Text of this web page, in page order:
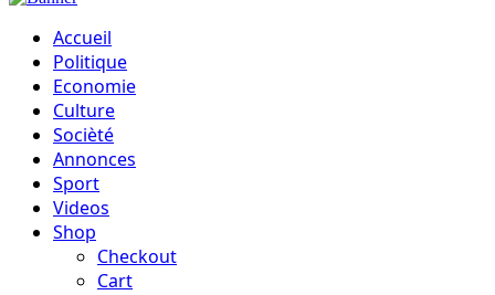
Accueil
Politique
Economie
Culture
Socièté
Annonces
Sport
Videos
Shop
Checkout
Cart